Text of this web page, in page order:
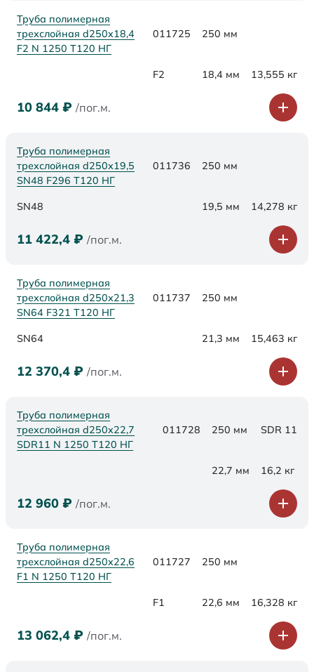
Труба полимерная
трехслойная d250x18,4
F2 N 1250 Т120 НГ
011725 250 мм
F2 18,4 мм 13,555 кг
10 844 ₽ /пог.м.
Труба полимерная
трехслойная d250х19,5
SN48 F296 Т120 НГ
011736 250 мм
SN48 19,5 мм 14,278 кг
11 422,4 ₽ /пог.м.
Труба полимерная
трехслойная d250х21,3
SN64 F321 Т120 НГ
011737 250 мм
SN64 21,3 мм 15,463 кг
12 370,4 ₽ /пог.м.
Труба полимерная
трехслойная d250x22,7
SDR11 N 1250 Т120 НГ
011728 250 мм SDR 11
22,7 мм 16,2 кг
12 960 ₽ /пог.м.
Труба полимерная
трехслойная d250x22,6
F1 N 1250 Т120 НГ
011727 250 мм
F1 22,6 мм 16,328 кг
13 062,4 ₽ /пог.м.